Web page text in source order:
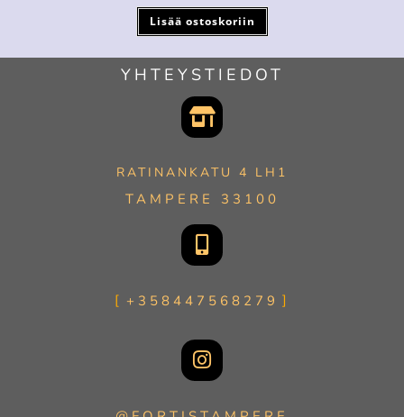
Lisää ostoskoriin
YHTEYSTIEDOT
RATINANKATU 4 LH1
TAMPERE 33100
+358447568279